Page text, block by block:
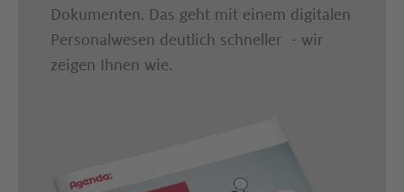
Dokumenten. Das geht mit einem digitalen
Personalwesen deutlich schneller - wir
zeigen Ihnen wie. ​